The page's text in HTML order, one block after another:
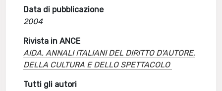
Data di pubblicazione
2004
Rivista in ANCE
AIDA. ANNALI ITALIANI DEL DIRITTO D'AUTORE,
DELLA CULTURA E DELLO SPETTACOLO
Tutti gli autori